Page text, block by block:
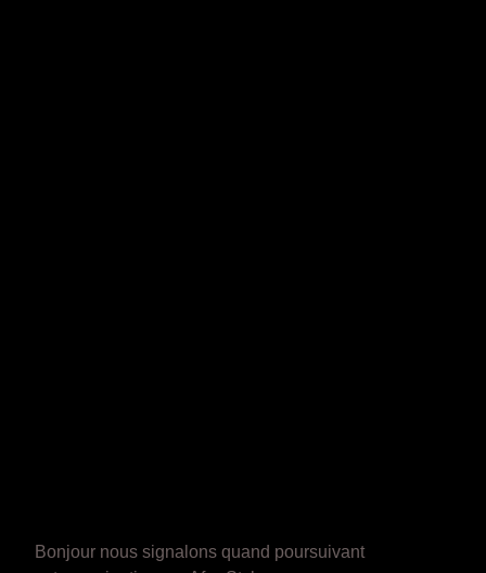
Bonjour nous signalons quand poursuivant